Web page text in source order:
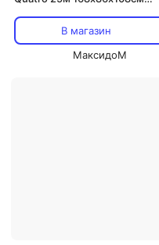
В магазин
МаксидоМ